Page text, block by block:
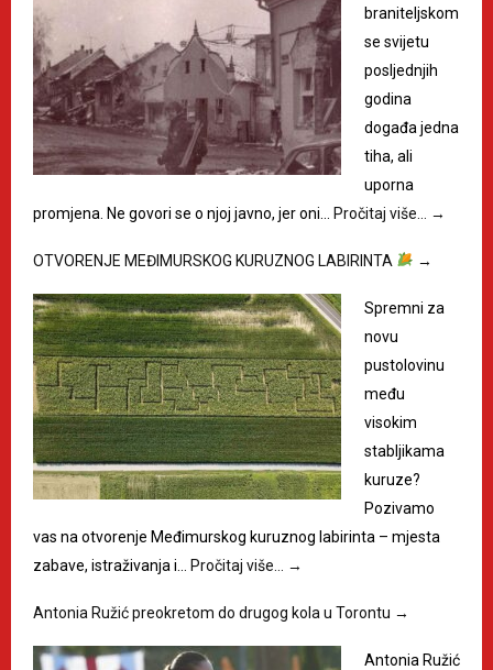
braniteljskom
se svijetu
posljednjih
godina
događa jedna
tiha, ali
uporna
promjena. Ne govori se o njoj javno, jer oni…
Pročitaj više… →
OTVORENJE MEĐIMURSKOG KURUZNOG LABIRINTA →
Spremni za
novu
pustolovinu
među
visokim
stabljikama
kuruze?
Pozivamo
vas na otvorenje Međimurskog kuruznog labirinta – mjesta
zabave, istraživanja i…
Pročitaj više… →
Antonia Ružić preokretom do drugog kola u Torontu →
Antonia Ružić